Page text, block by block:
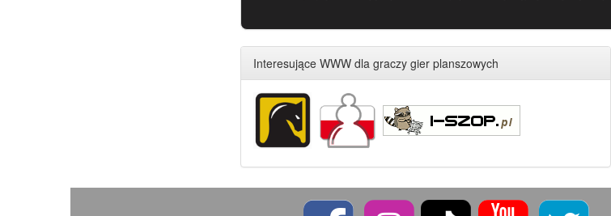
Interesujące WWW dla graczy gier planszowych